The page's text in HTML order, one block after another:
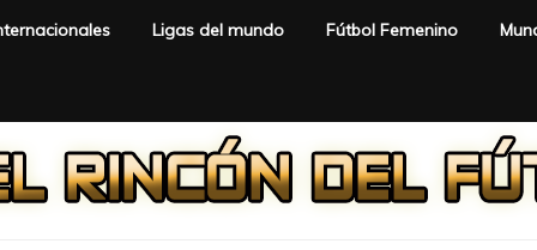
Ligas del mundo Fútbol Femenino